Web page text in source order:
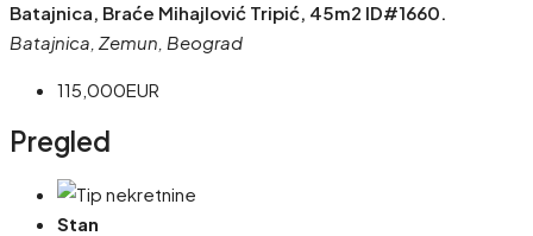
Batajnica, Braće Mihajlović Tripić, 45m2 ID#1660.
Batajnica, Zemun, Beograd
115,000EUR
Pregled
Stan